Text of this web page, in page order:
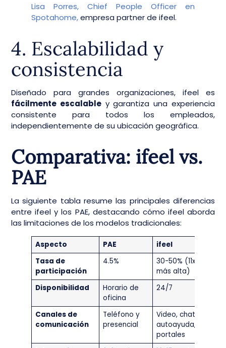
Lisa Porres, Chief People Officer en
Spotahome,empresa partner de ifeel.
4. Escalabilidad y
consistencia
Diseñado para grandes organizaciones, ifeel es
fácilmente escalabley garantiza una experiencia
consistente para todos los empleados,
independientemente de su ubicación geográfica.
Comparativa: ifeel vs.
PAE
La siguiente tabla resume las principales diferencias
entre ifeel y los PAE, destacando cómo ifeel aborda
las limitaciones de los modelos tradicionales:
Aspecto PAE
ifeel
Tasa de
participación
4.5%
30-50% (11x
más alta)
Disponibilidad
Horario de
oficina
24/7
Canales de
comunicación
Teléfono y
presencial
Video, chat,
autoayuda,
portales